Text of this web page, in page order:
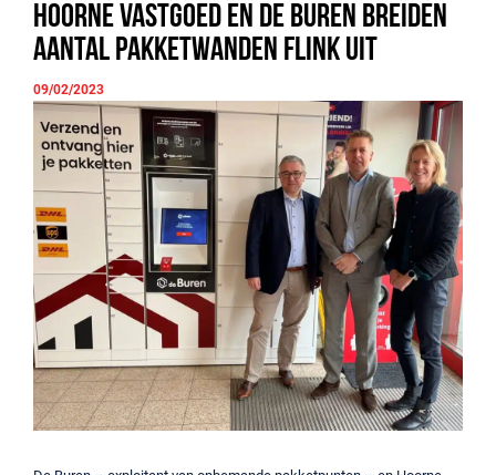
Hoorne Vastgoed en De Buren breiden
aantal pakketwanden flink uit
09/02/2023